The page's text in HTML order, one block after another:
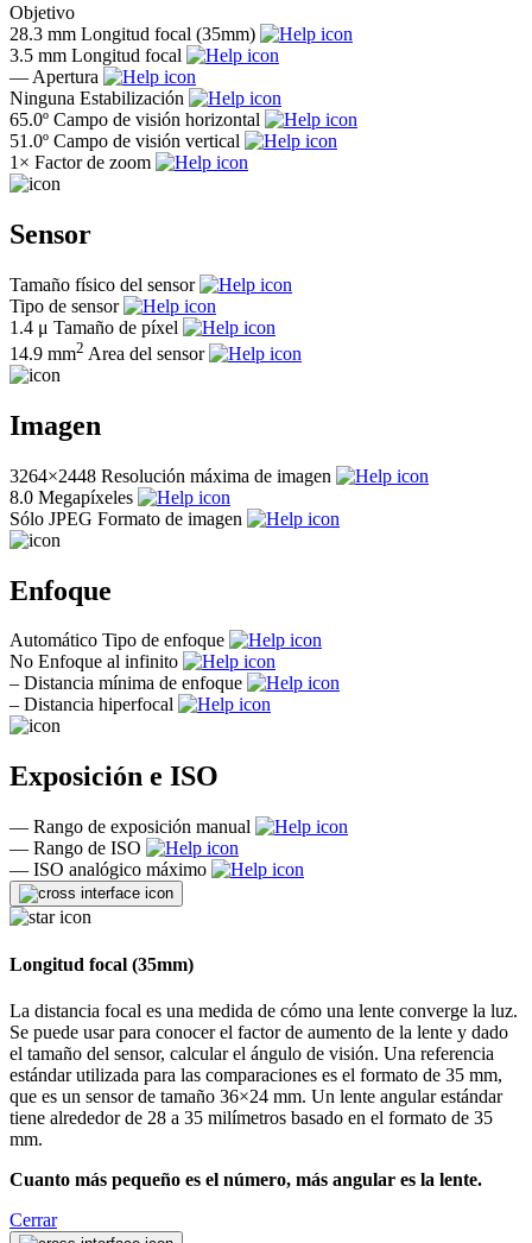
Objetivo
28.3 mm Longitud focal (35mm)
3.5 mm Longitud focal
— Apertura
Ninguna Estabilización
65.0º Campo de visión horizontal
51.0º Campo de visión vertical
1× Factor de zoom
Sensor
Tamaño físico del sensor
Tipo de sensor
1.4 μ Tamaño de píxel
14.9 mm2 Area del sensor
Imagen
3264×2448 Resolución máxima de imagen
8.0 Megapíxeles
Sólo JPEG Formato de imagen
Enfoque
Automático Tipo de enfoque
No Enfoque al infinito
– Distancia mínima de enfoque
– Distancia hiperfocal
Exposición e ISO
— Rango de exposición manual
— Rango de ISO
— ISO analógico máximo
Longitud focal (35mm)
La distancia focal es una medida de cómo una lente converge la luz.
Se puede usar para conocer el factor de aumento de la lente y dado
el tamaño del sensor, calcular el ángulo de visión. Una referencia
estándar utilizada para las comparaciones es el formato de 35 mm,
que es un sensor de tamaño 36×24 mm. Un lente angular estándar
tiene alrededor de 28 a 35 milímetros basado en el formato de 35
mm.
Cuanto más pequeño es el número, más angular es la lente.
Cerrar